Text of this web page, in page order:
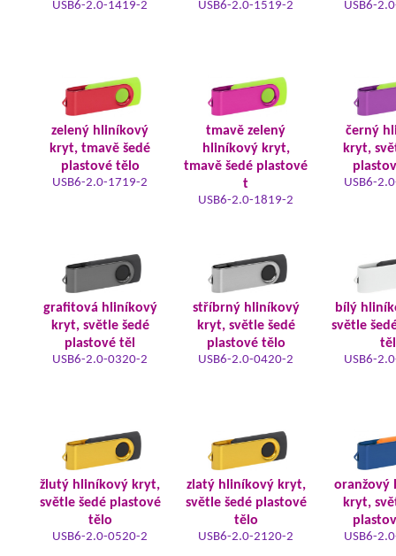
USB6-2.0-1419-2 USB6-2.0-1519-2 USB6-
zelený hliníkový
kryt, tmavě šedé
plastové tělo
USB6-2.0-1719-2
tmavě zelený
hliníkový kryt,
tmavě šedé plastové
t
USB6-2.0-1819-2
černý
kryt,
USB6-
grafitová hliníkový
kryt, světle šedé
plastové těl
USB6-2.0-0320-2
stříbrný hliníkový
kryt, světle šedé
plastové tělo
USB6-2.0-0420-2
bílý
světle
USB6-
žlutý hliníkový kryt,
světle šedé plastové
tělo
USB6-2.0-0520-2
zlatý hliníkový kryt,
světle šedé plastové
tělo
USB6-2.0-2120-2
oranžový
kryt,
USB6-